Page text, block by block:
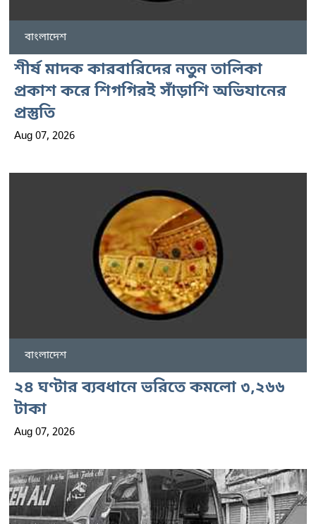
বাংলাদেশ
শীর্ষ মাদক কারবারিদের নতুন তালিকা
প্রকাশ করে শিগগিরই সাঁড়াশি অভিযানের
প্রস্তুতি
Aug 07, 2026
বাংলাদেশ
২৪ ঘণ্টার ব্যবধানে ভরিতে কমলো ৩,২৬৬
টাকা
Aug 07, 2026